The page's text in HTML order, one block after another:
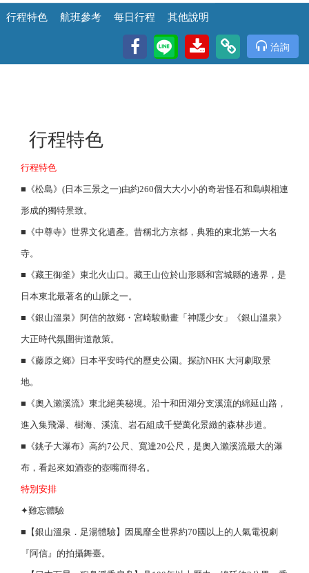
行程特色 航班參考 每日行程 其他說明
洽詢
行程特色
行程特色
■《松島》(日本三景之一)由約260個大大小小的奇岩怪石和島嶼相連
形成的獨特景致。
■《中尊寺》世界文化遺產。昔稱北方京都，典雅的東北第一大名
寺。
■《藏王御釜》東北火山口。藏王山位於山形縣和宮城縣的邊界，是
日本東北最著名的山脈之一。
■《銀山溫泉》阿信的故鄉・宮崎駿動畫「神隱少女」《銀山溫泉》
大正時代氛圍街道散策。
■《藤原之鄉》日本平安時代的歷史公園。探訪NHK 大河劇取景
地。
■《奧入瀨溪流》東北絕美秘境。沿十和田湖分支溪流的綿延山路，
進入集飛瀑、樹海、溪流、岩石組成千變萬化景緻的森林步道。
■《銚子大瀑布》高約7公尺、寬達20公尺，是奧入瀨溪流最大的瀑
布，看起來如酒壺的壺嘴而得名。
特別安排
✦難忘體驗
■【銀山溫泉．足湯體驗】因風靡全世界約70國以上的人氣電視劇
『阿信』的拍攝舞臺。